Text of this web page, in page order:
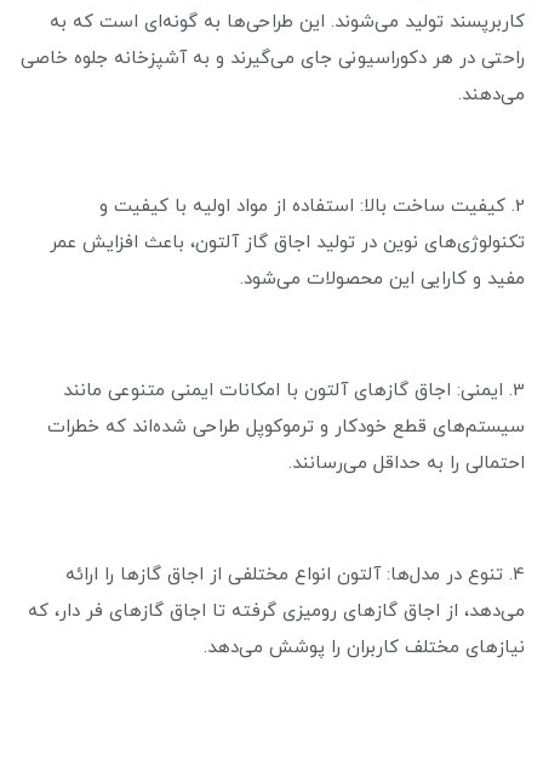
کاربرپسند تولید می‌شوند. این طراحی‌ها به گونه‌ای است که به
راحتی در هر دکوراسیونی جای می‌گیرند و به آشپزخانه جلوه خاصی
می‌دهند.
2. کیفیت ساخت بالا: استفاده از مواد اولیه با کیفیت و
تکنولوژی‌های نوین در تولید اجاق گاز آلتون، باعث افزایش عمر
مفید و کارایی این محصولات می‌شود.
3. ایمنی: اجاق گازهای آلتون با امکانات ایمنی متنوعی مانند
سیستم‌های قطع خودکار و ترموکوپل طراحی شده‌اند که خطرات
احتمالی را به حداقل می‌رسانند.
4. تنوع در مدل‌ها: آلتون انواع مختلفی از اجاق گازها را ارائه
می‌دهد، از اجاق گازهای رومیزی گرفته تا اجاق گازهای فر دار، که
نیازهای مختلف کاربران را پوشش می‌دهد.